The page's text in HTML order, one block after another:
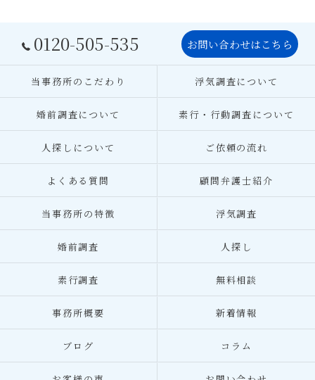
0120-505-535 お問い合わせはこちら
当事務所のこだわり 浮気調査について
婚前調査について 素行・行動調査について
人探しについて ご依頼の流れ
よくある質問 顧問弁護士紹介
当事務所の特徴 浮気調査
婚前調査 人探し
素行調査 無料相談
事務所概要 新着情報
ブログ コラム